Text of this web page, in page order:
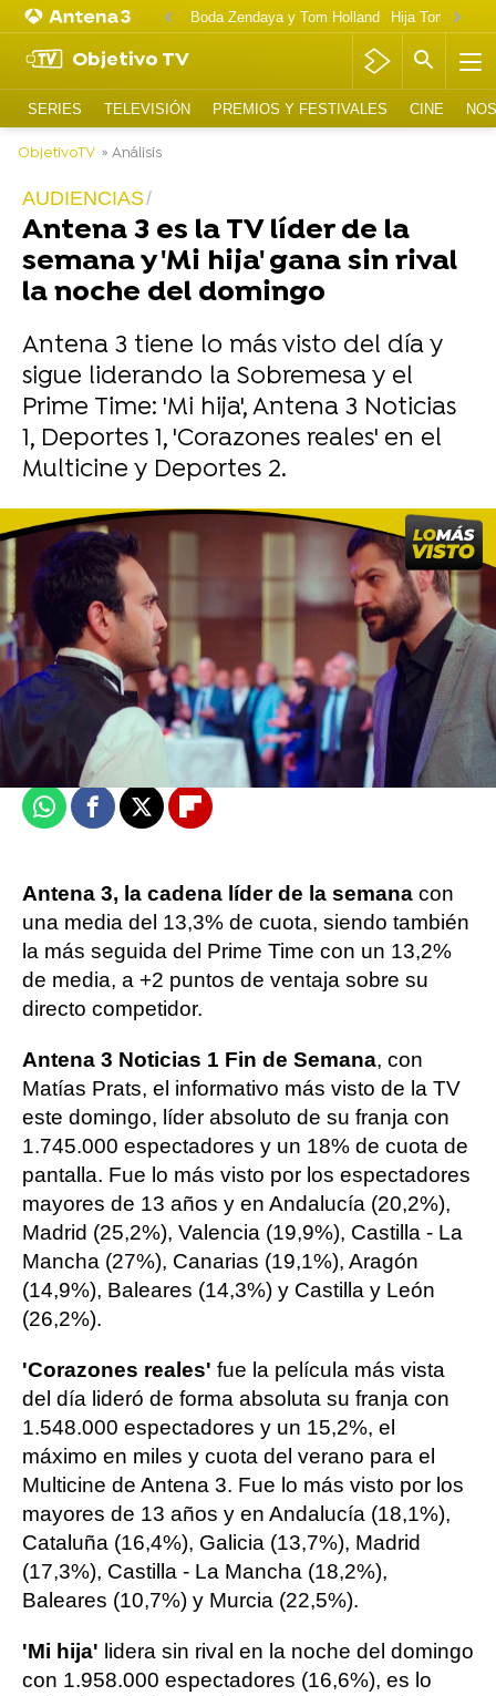
Boda Zendaya y Tom Holland Hija Tom
Objetivo TV
SERIES TELEVISIÓN PREMIOS Y FESTIVALES CINE
ObjetivoTV » Análisis
AUDIENCIAS
Antena 3 es la TV líder de la
semana y 'Mi hija' gana sin rival
la noche del domingo
Antena 3 tiene lo más visto del día y
sigue liderando la Sobremesa y el
Prime Time: 'Mi hija', Antena 3 Noticias
1, Deportes 1, 'Corazones reales' en el
Multicine y Deportes 2.
Objetivo TV
Madrid
Actualizado:
23 de agosto de 2021, 09:46
Publicado: 23 de agosto de 2021, 09:43
WhatsappFacebook
X Flipboard
Antena 3, la cadena líder de la semana con
una media del 13,3% de cuota, siendo también
la más seguida del Prime Time con un 13,2%
de media, a +2 puntos de ventaja sobre su
directo competidor.
Antena 3 Noticias 1 Fin de Semana, con
Matías Prats, el informativo más visto de la TV
este domingo, líder absoluto de su franja con
1.745.000 espectadores y un 18% de cuota de
pantalla. Fue lo más visto por los espectadores
mayores de 13 años y en Andalucía (20,2%),
Madrid (25,2%), Valencia (19,9%), Castilla - La
Mancha (27%), Canarias (19,1%), Aragón
(14,9%), Baleares (14,3%) y Castilla y León
(26,2%).
'Corazones reales' fue la película más vista
del día lideró de forma absoluta su franja con
1.548.000 espectadores y un 15,2%, el
máximo en miles y cuota del verano para el
Multicine de Antena 3. Fue lo más visto por los
mayores de 13 años y en Andalucía (18,1%),
Cataluña (16,4%), Galicia (13,7%), Madrid
(17,3%), Castilla - La Mancha (18,2%),
Baleares (10,7%) y Murcia (22,5%).
'Mi hija' lidera sin rival en la noche del domingo
con 1.958.000 espectadores (16,6%), es lo